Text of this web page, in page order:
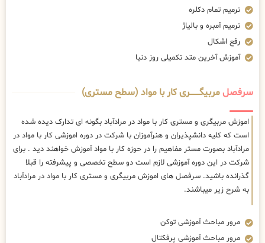
ترمیم تمام دکلره
ترمیم آمبره و بالیاژ
رفع اشکال
آموزش آخرین متد تکمیلی روز دنیا
سرفصلمربیگــــــــری کار با مواد (سطح مستری)
اموزش مربیگری و مستری کار با مواد در مرادآباد بگونه ای تدارک دیده شده
است که کلیه دانشپذیران و هنرآموزان با شرکت در دوره اموزشی کار با مواد در
مرادآباد بصورت مستر مفاهیم را در حوزه کار با مواد آموزش خواهند دید . برای
شرکت در این دوره آموزشی لازم است دو سطح تخصصی و پیشرفته را قبلا
گذرانده باشید. سرفصل های اموزش مربیگری و مستری کار با مواد در مرادآباد
به شرح زیر میباشند.
مرور مباحث آموزشی توکن
مرور مباحث آموزشی پرفکتال